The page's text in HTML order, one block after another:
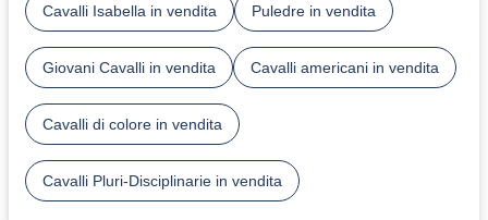
Cavalli Isabella in vendita Puledre in vendita
Giovani Cavalli in vendita Cavalli americani in vendita
Cavalli di colore in vendita
Cavalli Pluri-Disciplinarie in vendita